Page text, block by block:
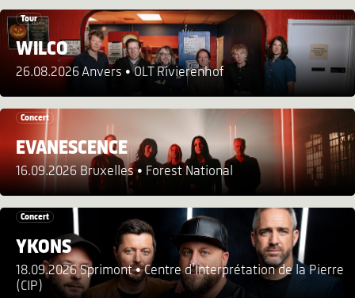
Tour
WILCO
26.08.2026 Anvers OLT Rivierenhof
Concert
EVANESCENCE
16.09.2026 Bruxelles Forest National
Concert
YKONS
18.09.2026 Sprimont Centre d’Interprétation de la Pierre
(CIP)